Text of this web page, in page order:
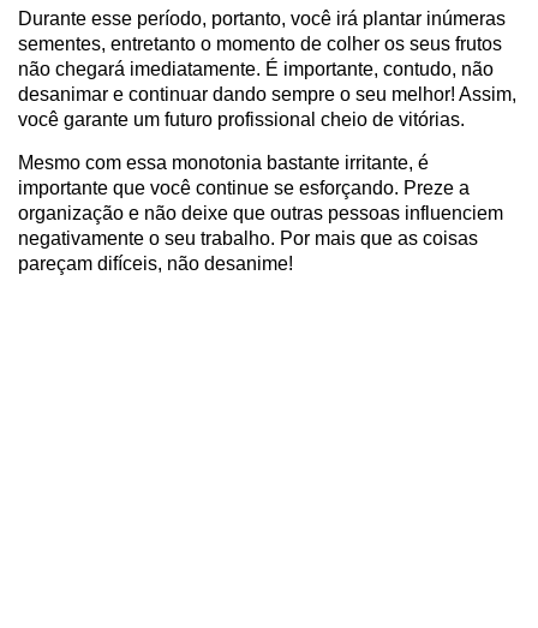
Durante esse período, portanto, você irá plantar inúmeras
sementes, entretanto o momento de colher os seus frutos
não chegará imediatamente. É importante, contudo, não
desanimar e continuar dando sempre o seu melhor! Assim,
você garante um futuro profissional cheio de vitórias.
Mesmo com essa monotonia bastante irritante, é
importante que você continue se esforçando. Preze a
organização e não deixe que outras pessoas influenciem
negativamente o seu trabalho. Por mais que as coisas
pareçam difíceis, não desanime!